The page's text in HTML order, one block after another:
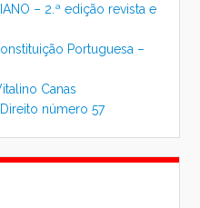
– 2.ª edição revista e
Portuguesa –
Canas
número 57